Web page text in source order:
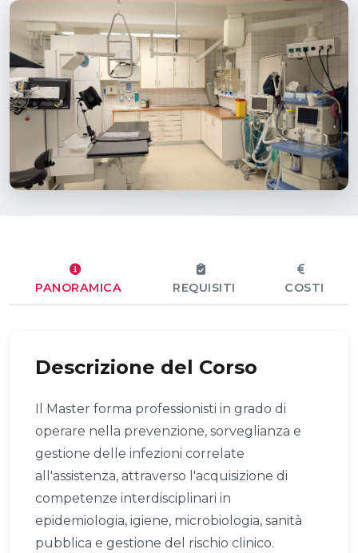
PANORAMICA REQUISITI COSTI
Descrizione del Corso
Il Master forma professionisti in grado di
operare nella prevenzione, sorveglianza e
gestione delle infezioni correlate
all'assistenza, attraverso l'acquisizione di
competenze interdisciplinari in
epidemiologia, igiene, microbiologia, sanità
pubblica e gestione del rischio clinico.